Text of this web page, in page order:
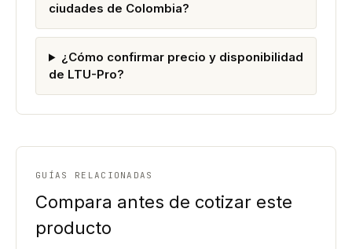
ciudades de Colombia?
¿Cómo confirmar precio y disponibilidad
de LTU-Pro?
GUÍAS RELACIONADAS
Compara antes de cotizar este
producto